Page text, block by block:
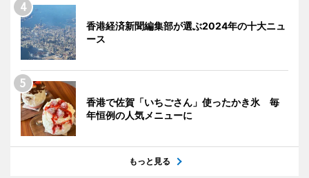
香港経済新聞編集部が選ぶ2024年の十大ニュ
ース
香港で佐賀「いちごさん」使ったかき氷 毎
年恒例の人気メニューに
もっと見る